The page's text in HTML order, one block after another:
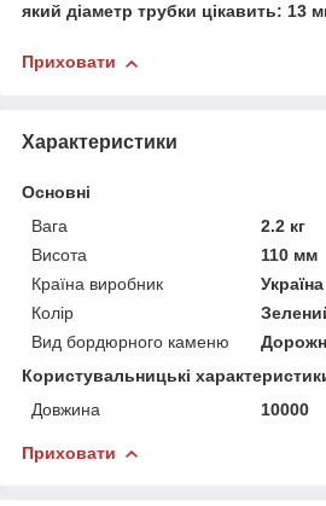
який діаметр трубки цікавить: 13
Приховати
Характеристики
Основні
Вага
2.2 кг
Висота
110 мм
Країна виробник
Україна
Колір
Вид бордюрного каменю
Користувальницькі
Довжина
10000
Приховати